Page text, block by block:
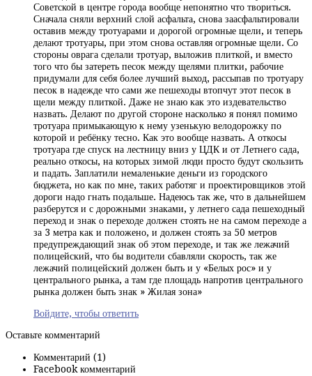
Советской в центре города вообще непонятно что твориться.
Сначала сняли верхний слой асфальта, снова заасфальтировали
оставив между тротуарами и дорогой огромные щели, и теперь
делают тротуары, при этом снова оставляя огромные щели. Со
стороны оврага сделали тротуар, выложив плиткой, и вместо
того что бы затереть песок между щелями плитки, рабочие
придумали для себя более лучший выход, рассыпав по тротуару
песок в надежде что сами же пешеходы втопчут этот песок в
щели между плиткой. Даже не знаю как это издевательство
назвать. Делают по другой стороне насколько я понял помимо
тротуара примыкающую к нему узенькую велодорожку по
которой и ребёнку тесно. Как это вообще назвать. А откосы
тротуара где спуск на лестницу вниз у ЦДК и от Летнего сада,
реально откосы, на которых зимой люди просто будут скользить
и падать. Заплатили немаленькие деньги из городского
бюджета, но как по мне, таких работяг и проектировщиков этой
дороги надо гнать подальше. Надеюсь так же, что в дальнейшем
разберутся и с дорожными знаками, у летнего сада пешеходный
переход и знак о переходе должен стоять не на самом переходе а
за 3 метра как и положено, и должен стоять за 50 метров
предупреждающий знак об этом переходе, и так же лежачий
полицейский, что бы водители сбавляли скорость, так же
лежачий полицейский должен быть и у «Белых рос» и у
центрального рынка, а там где площадь напротив центрального
рынка должен быть знак » Жилая зона»
Войдите, чтобы ответить
Оставьте комментарий
Комментарий (1)
Facebook комментарий